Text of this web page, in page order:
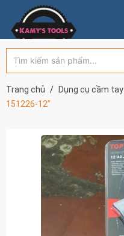
Trang chủ Dụng cụ cầm tay
151226-12”